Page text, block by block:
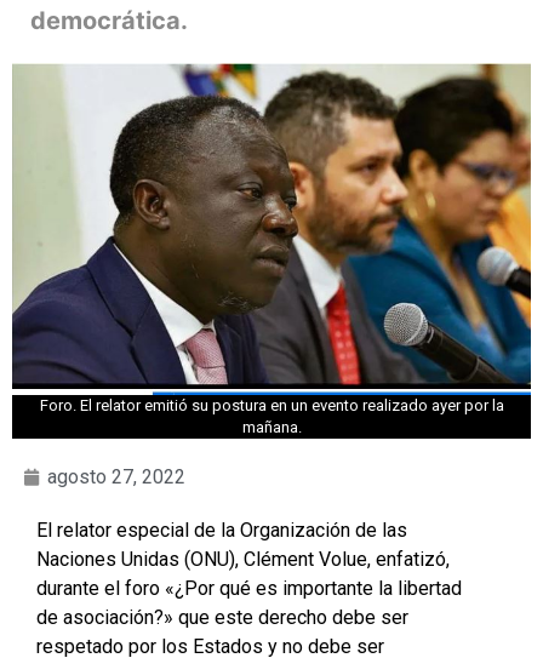
democrática.
Foro. El relator emitió su postura en un evento realizado ayer por la
mañana.
agosto 27, 2022
El relator especial de la Organización de las
Naciones Unidas (ONU), Clément Volue, enfatizó,
durante el foro «¿Por qué es importante la libertad
de asociación?» que este derecho debe ser
respetado por los Estados y no debe ser